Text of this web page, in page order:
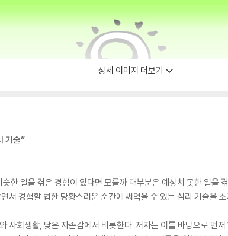
상세 이미지 더보기
기술”
한 일을 겪은 경험이 있다면 모를까 대부분은 예상치 못한 일을
서 경험할 법한 당황스러운 순간에 써먹을 수 있는 심리 기술을
사회생활, 낮은 자존감에서 비롯한다. 저자는 이를 바탕으로 먼